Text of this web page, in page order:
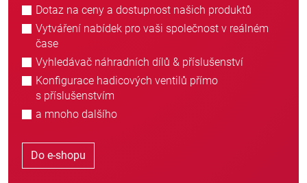
Dotaz na ceny a dostupnost našich produktů
Vytváření nabídek pro vaši společnost v reálném
čase
Vyhledávač náhradních dílů & příslušenství
Konfigurace hadicových ventilů přímo
s příslušenstvím
a mnoho dalšího
Do e-shopu